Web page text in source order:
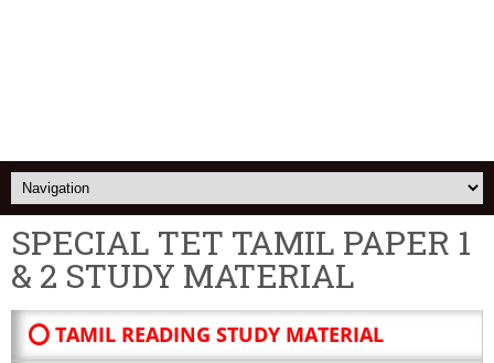
SPECIAL TET TAMIL PAPER 1
& 2 STUDY MATERIAL
⭕ TAMIL READING STUDY MATERIAL